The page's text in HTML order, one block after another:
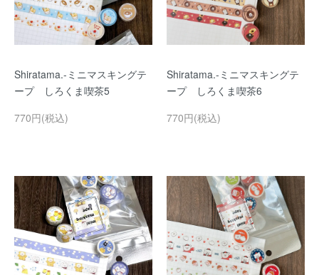
Shiratama.-ミニマスキングテ
ープ しろくま喫茶5
770円(税込)
Shiratama.-ミニマスキングテ
ープ しろくま喫茶6
770円(税込)